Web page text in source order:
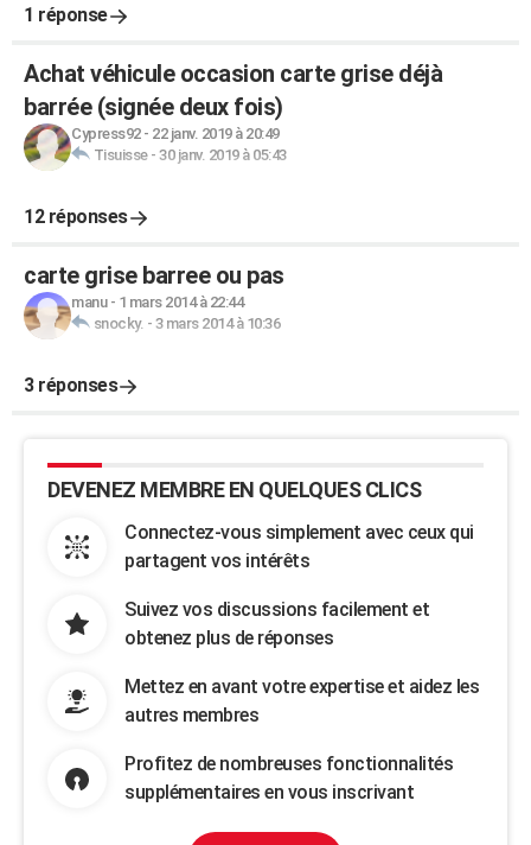
1 réponse
Achat véhicule occasion carte grise déjà
barrée (signée deux fois)
Cypress92- 22 janv. 2019 à 20:49
Tisuisse- 30 janv. 2019 à 05:43
12 réponses
carte grise barree ou pas
manu- 1 mars 2014 à 22:44
snocky. - 3 mars 2014 à 10:36
3 réponses
DEVENEZ MEMBRE EN QUELQUES CLICS
Connectez-vous simplement avec ceux qui
partagent vos intérêts
Suivez vos discussions facilement et
obtenez plus de réponses
Mettez en avant votre expertise et aidez les
autres membres
Profitez de nombreuses fonctionnalités
supplémentaires en vous inscrivant